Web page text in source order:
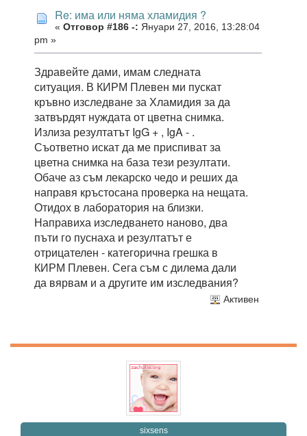
Re: има или няма хламидия ?
« Отговор #186 -: Януари 27, 2016, 13:28:04
pm »
Здравейте дами, имам следната
ситуация. В КИРМ Плевен ми пускат
кръвно изследване за Хламидия за да
затвърдят нуждата от цветна снимка.
Излиза резултатът IgG + , IgA - .
Съответно искат да ме приспиват за
цветна снимка на база тези резултати.
Обаче аз съм лекарско чедо и реших да
направя кръстосана проверка на нещата.
Отидох в лаборатория на близки.
Направиха изследването наново, два
пъти го пуснаха и резултатът е
отрицателен - категорична грешка в
КИРМ Плевен. Сега съм с дилема дали
да вярвам и а другите им изследвания?
Активен
sixsens